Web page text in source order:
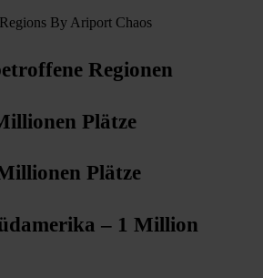
Regionen
Plätze
Plätze
– 1 Million